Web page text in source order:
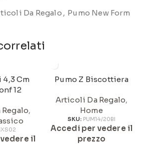
Da Regalo , Pumo New Form
Cm
12
,
il
Pumo Z Biscottiera
Articoli Da Regalo,
Home
SKU: PUM14/20BI
Accedi per vedere il
prezzo